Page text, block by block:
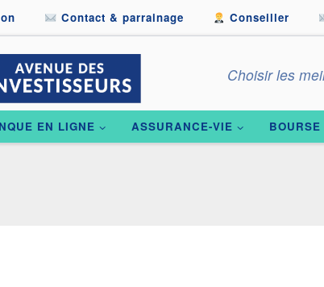
Contact & parrainage Conseiller
Choisir les
EN LIGNE ASSURANCE-VIE BOURSE